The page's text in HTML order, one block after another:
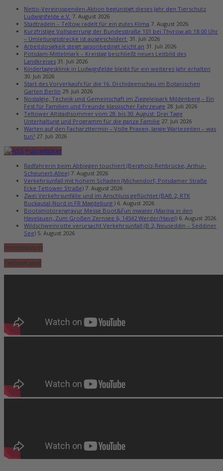
Netto-Vereinsspenden-Aktion begünstigt dieses Jahr den Tierschutz
Ludwigsfelde e.V. 7. August 2026
Stadtradeln – Teltow radelt für ein gutes Klima 7. August 2026
Kurzfristige Vollsperrung der Bundesstraße 101 bei Thyrow ab 18:00 Uhr
– Umleitungsstrecke ist ausgeschildert 31. Juli 2026
Arbeitslosigkeit steigt saisonbedingt leicht an 31. Juli 2026
Potsdam-Mittelmark – Kreistag beschließt neues Leitbild des
Landkreises 31. Juli 2026
Kindertagesklinik in Ludwigsfelde bleibt für ein weiteres Jahr erhalten
30. Juli 2026
Start des Vorverkaufs für die 16. Orchideenschau im Botanischen
Garten Berlin 29. Juli 2026
Nostalgie, Technik und Gemeinschaft im Ziegeleipark Mildenberg – Ein
Fest für Familien und Freunde klassischer Fahrzeuge 28. Juli 2026
Teltower Altstadtsommer vom 28. bis 30. August: Drei Tage
Unterhaltung und Programm für die ganze Familie 27. Juli 2026
Warten auf den Facharzttermin – Volle Praxen, lange Wartezeiten – was
tun? 27. Juli 2026
Polizeiticker
Radfahrerin beim Abbiegen touchiert (Bergholz-Rehbrücke, Arthur-
Scheunert-Allee) 7. August 2026
Verkehrsunfall mit hohem Schaden (Michendorf, Potsdamer Straße
Ecke Teltower Straße) 7. August 2026
Zwei Verkehrsunfälle und im Anschluss geflüchtet (BAB 2, RTK
Buckautal-Nord in FR Magdeburg ) 6. August 2026
Bootsmotorengravur Messe Boot&Fun inwater (Marina in den
Havelauen, Zum Großen Zernsee 6, 14542 Werder/Havel) 6. August 2026
Wildschweinrotte verursacht Verkehrsunfall (B 2, Neuseddin – Seddiner
See) 5. August 2026
Amtsplausch
TeltowKanal